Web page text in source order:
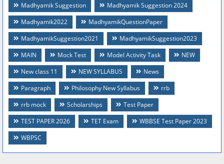
Madhyamik Suggestion
Madhyamik Suggestion 2024
Madhyamik2022
MadhyamikQuestionPaper
MadhyamikSuggestion2021
MadhyamikSuggestion2023
MAIN
Mock Test Model Activity Task
NEW
New class 11
NEW SYLLABUS
News
Paragraph
Philosophy New Syllabus
rrb
rrb mock
Scholarships
Test Paper
TEST PAPER 2026
TET Exam
WBBSE Test Paper 2023
WBPSC